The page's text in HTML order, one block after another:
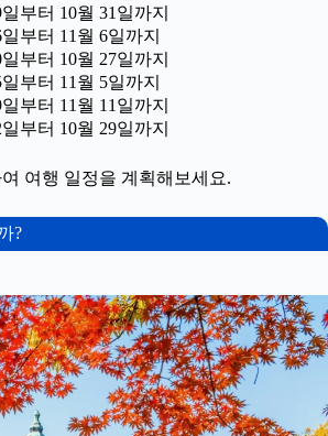
부터 10월 31일까지
부터 11월 6일까지
부터 10월 27일까지
부터 11월 5일까지
부터 11월 11일까지
부터 10월 29일까지
여행 일정을 계획해보세요.
?